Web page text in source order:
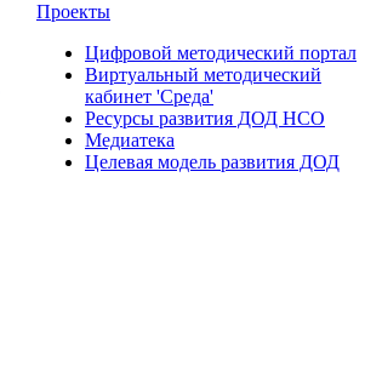
Проекты
Цифровой методический портал
Виртуальный методический
кабинет 'Среда'
Ресурсы развития ДОД НСО
Медиатека
Целевая модель развития ДОД